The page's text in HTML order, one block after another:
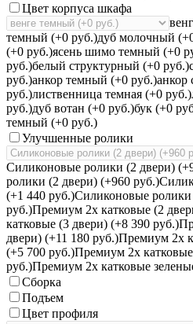
Цвет корпуса шкафа
темный (+0 руб.)дуб молочный
(+0 руб.)ясень шимо темный (+0
руб.)белый структурный (+0 руб.)
руб.)анкор темный (+0 руб.)анкор
руб.)лиственница темная (+0 руб.)
руб.)дуб вотан (+0 руб.)бук (+0
темный (+0 руб.)
Улучшенные ролики
Силиконовые ролики (2 двери)
ролики (2 двери) (+960 руб.)
(+1 440 руб.)Силиконовые
руб.)Премиум 2х катковые (2
катковые (3 двери) (+8 390 руб.)
двери) (+11 180 руб.)Премиум 2х
(+5 700 руб.)Премиум 2х
руб.)Премиум 2х катковые
Сборка
Подъем
Цвет профиля